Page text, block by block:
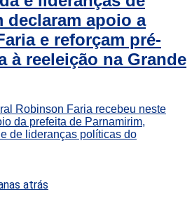
declaram apoio a
e reforçam pré-
à reeleição na Grande
Robinson Faria recebeu neste
da prefeita de Parnamirim,
de lideranças políticas do
atrás